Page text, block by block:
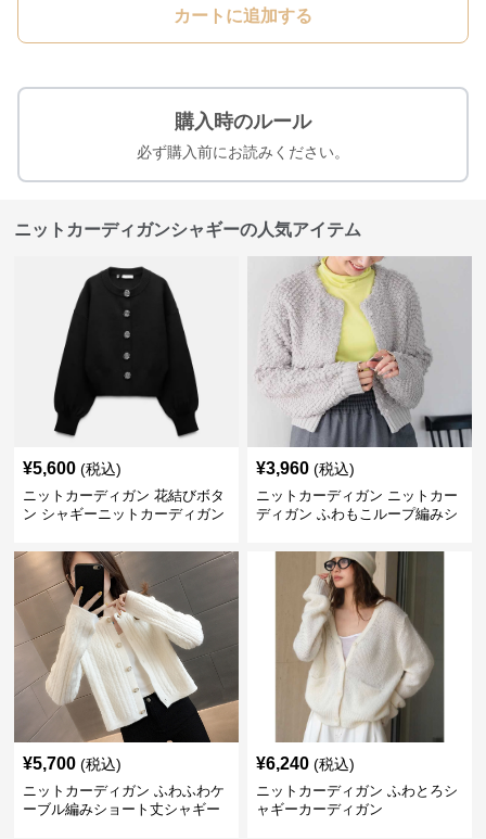
カートに追加する
購入時のルール
必ず購入前にお読みください。
ニットカーディガンシャギーの人気アイテム
¥5,600 (税込)
ニットカーディガン 花結びボタ
ン シャギーニットカーディガン
¥3,960 (税込)
ニットカーディガン ニットカー
ディガン ふわもこループ編みシ
¥5,700 (税込)
ニットカーディガン ふわふわケ
ーブル編みショート丈シャギー
¥6,240 (税込)
ニットカーディガン ふわとろシ
ャギーカーディガン